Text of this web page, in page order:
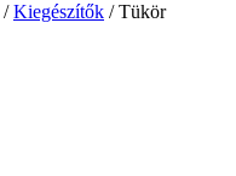
/Kiegészítők / Tükör